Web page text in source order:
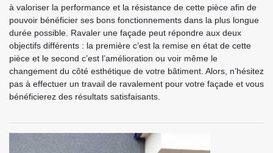
à valoriser la performance et la résistance de cette pièce afin de
pouvoir bénéficier ses bons fonctionnements dans la plus longue
durée possible. Ravaler une façade peut répondre aux deux
objectifs différents : la première c’est la remise en état de cette
pièce et le second c’est l’amélioration ou voir même le
changement du côté esthétique de votre bâtiment. Alors, n’hésitez
pas à effectuer un travail de ravalement pour votre façade et vous
bénéficierez des résultats satisfaisants.